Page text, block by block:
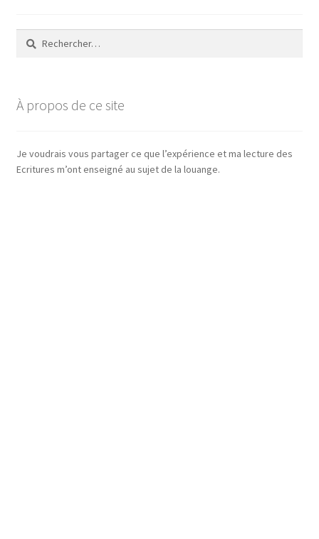
Rechercher :
À propos de ce site
Je voudrais vous partager ce que l’expérience et ma lecture des
Ecritures m’ont enseigné au sujet de la louange.